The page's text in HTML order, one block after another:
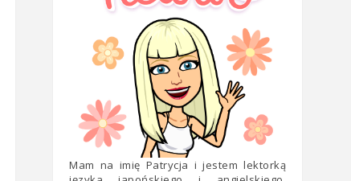
Mam na imię Patrycja i jestem lektorką